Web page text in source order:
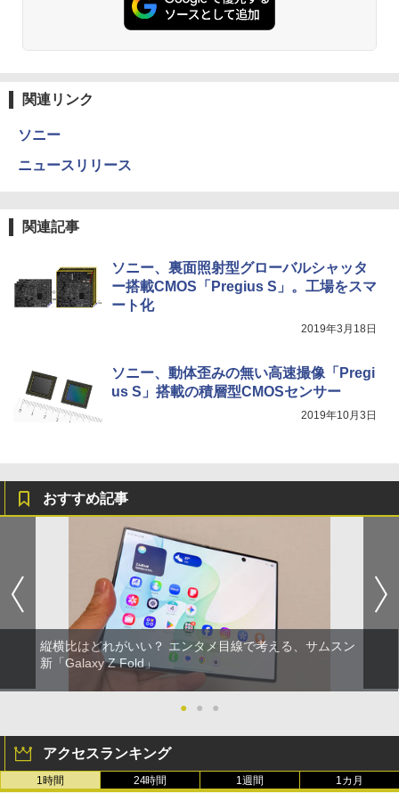
関連リンク
ソニー
ニュースリリース
関連記事
ソニー、裏面照射型グローバルシャッタ
ー搭載CMOS「Pregius S」。工場をスマ
ート化
2019年3月18日
ソニー、動体歪みの無い高速撮像「Pregi
us S」搭載の積層型CMOSセンサー
2019年10月3日
おすすめ記事
縦横比はどれがいい？ エンタメ目線で考える、サムスン
新「Galaxy Z Fold」
● ● ●
アクセスランキング
1時間 24時間 1週間 1カ月